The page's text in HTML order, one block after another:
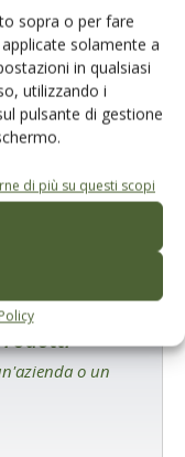
sopra o per fare
solamente a
in qualsiasi
utilizzando i
pulsante di gestione
di più su questi scopi
o un